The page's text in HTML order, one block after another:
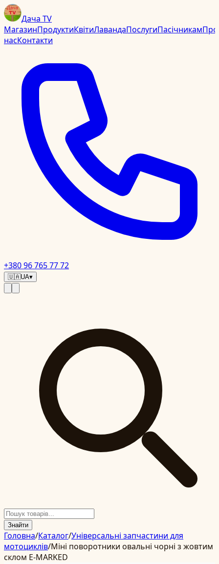
Дача TV
МагазинПродуктиКвітиЛавандаПослугиПасічникамПро
насКонтакти
+380 96 765 77 72
🇺🇦UA▾
Знайти
Головна/Каталог/Універсальні запчастини для
мотоциклів/Міні поворотники овальні чорні з жовтим
склом E-MARKED